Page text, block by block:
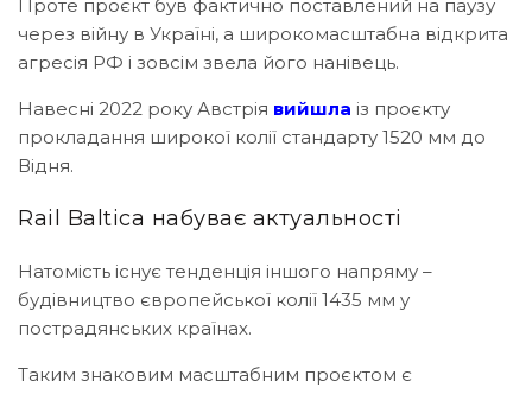
Проте проєкт був фактично поставлений на паузу
через війну в Україні, а широкомасштабна відкрита
агресія РФ і зовсім звела його нанівець.
Навесні 2022 року Австрія вийшла із проєкту
прокладання широкої колії стандарту 1520 мм до
Відня.
Rail Baltica набуває актуальності
Натомість існує тенденція іншого напряму –
будівництво європейської колії 1435 мм у
пострадянських країнах.
Таким знаковим масштабним проєктом є